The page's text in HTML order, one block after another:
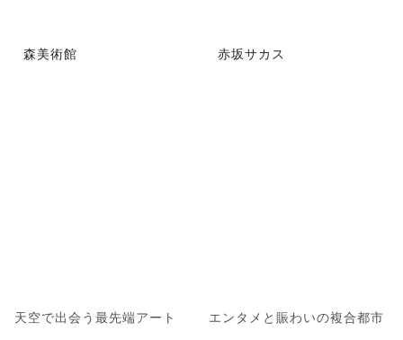
森美術館
天空で出会う最先端アート
赤坂サカス
エンタメと賑わいの複合都市